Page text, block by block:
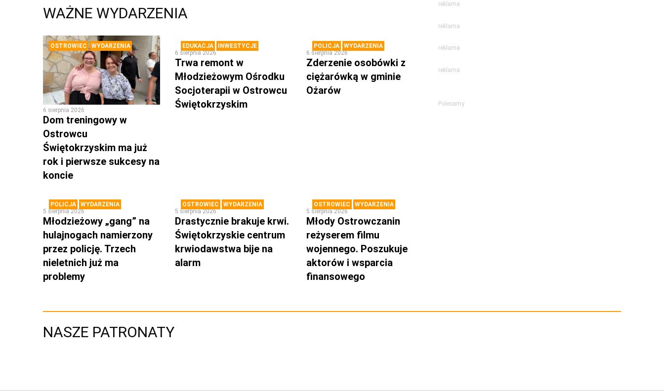
WAŻNE WYDARZENIA
OSTROWIEC WYDARZENIA
6 sierpnia 2026
Dom treningowy w
Ostrowcu
Świętokrzyskim ma już
rok i pierwsze sukcesy na
koncie
EDUKACJA
INWESTYCJE
6 sierpnia 2026
Trwa remont w
Młodzieżowym Ośrodku
Socjoterapii w Ostrowcu
Świętokrzyskim
POLICJA
WYDARZENIA
6 sierpnia 2026
Zderzenie osobówki z
ciężarówką w gminie
Ożarów
POLICJA
WYDARZENIA
5 sierpnia 2026
Młodzieżowy „gang” na
hulajnogach namierzony
przez policję. Trzech
nieletnich już ma
problemy
OSTROWIEC
WYDARZENIA
5 sierpnia 2026
Drastycznie brakuje krwi.
Świętokrzyskie centrum
krwiodawstwa bije na
alarm
OSTROWIEC
WYDARZENIA
5 sierpnia 2026
Młody Ostrowczanin
reżyserem filmu
wojennego. Poszukuje
aktorów i wsparcia
finansowego
reklama
reklama
reklama
reklama
Polecamy
NASZE PATRONATY